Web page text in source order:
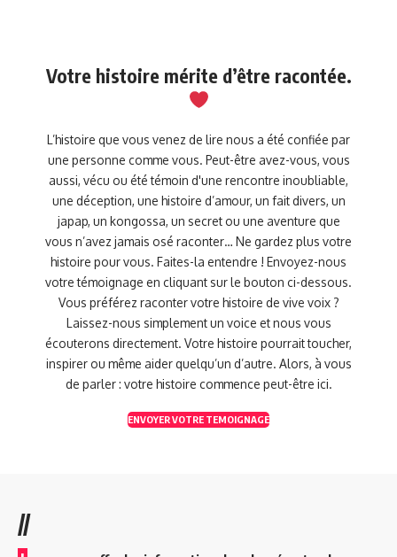
Votre histoire mérite d’être racontée.
L’histoire que vous venez de lire nous a été confiée par
une personne comme vous. Peut-être avez-vous, vous
aussi, vécu ou été témoin d'une rencontre inoubliable,
une déception, une histoire d’amour, un fait divers, un
japap, un kongossa, un secret ou une aventure que
vous n’avez jamais osé raconter… Ne gardez plus votre
histoire pour vous. Faites-la entendre ! Envoyez-nous
votre témoignage en cliquant sur le bouton ci-dessous.
Vous préférez raconter votre histoire de vive voix ?
Laissez-nous simplement un voice et nous vous
écouterons directement. Votre histoire pourrait toucher,
inspirer ou même aider quelqu’un d’autre. Alors, à vous
de parler : votre histoire commence peut-être ici.
ENVOYER VOTRE TEMOIGNAGE
//